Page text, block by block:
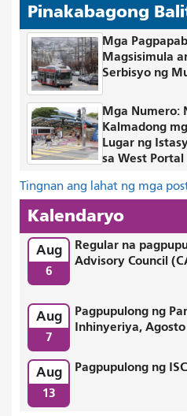
Pinakabagong
Mga
Magsisimula
Serbisyo ng
Mga Numero:
Kalmadong
Lugar ng
sa West Portal
Tingnan ang lahat ng mga
Kalendaryo
Aug
6
Regular na
Advisory Council
Aug
7
Pagpupulong ng
Inhinyeriya, Agosto
Aug
13
Pagpupulong ng